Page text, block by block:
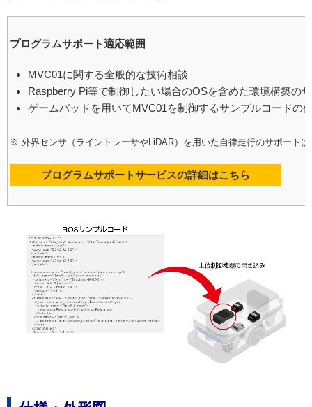
プログラムサポート適応範囲
MVC01に関する全般的な技術相談
Raspberry Pi等で制御したい場合のOSを含めた環境構築の
ゲームパッドを用いてMVC01を制御するサンプルコードの
※ 外界センサ（ライントレーサやLiDAR）を用いた自律走行のサポート
プログラムサポートサービスの詳細はこちら